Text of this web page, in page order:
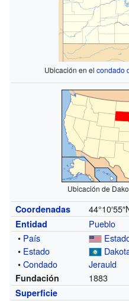
Ubicación en el condado
Ubicación de
Coordenadas
Entidad
Pueblo
• País
• Estado
•Condado Jerauld
Fundación 1883
Superficie